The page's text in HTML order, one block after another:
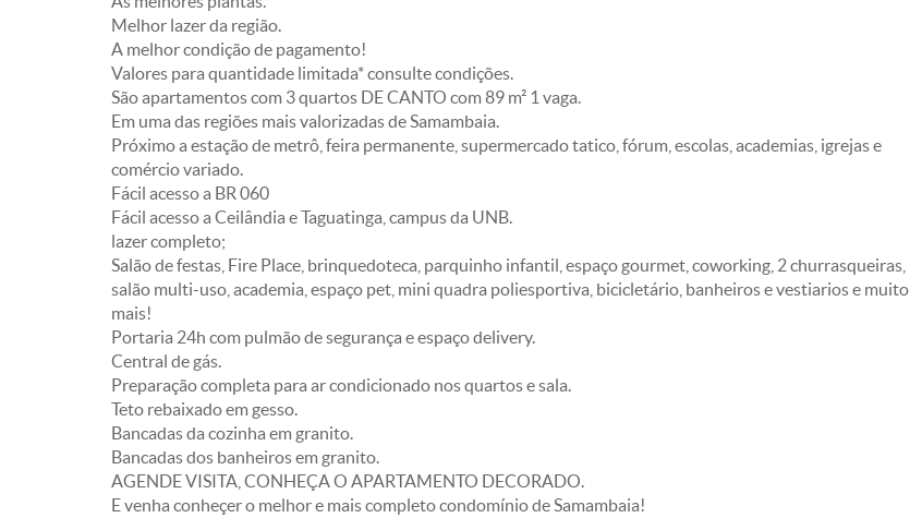
Melhor lazer da região.
A melhor condição de pagamento!
Valores para quantidade limitada* consulte condições.
São apartamentos com 3 quartos DE CANTO com 89 m² 1 vaga.
Em uma das regiões mais valorizadas de Samambaia.
Próximo a estação de metrô, feira permanente, supermercado tatico, fórum, escolas, academias, igrejas e
comércio variado.
Fácil acesso a BR 060
Fácil acesso a Ceilândia e Taguatinga, campus da UNB.
lazer completo;
Salão de festas, Fire Place, brinquedoteca, parquinho infantil, espaço gourmet, coworking, 2 churrasqueiras,
salão multi-uso, academia, espaço pet, mini quadra poliesportiva, bicicletário, banheiros e vestiarios e muito
mais!
Portaria 24h com pulmão de segurança e espaço delivery.
Central de gás.
Preparação completa para ar condicionado nos quartos e sala.
Teto rebaixado em gesso.
Bancadas da cozinha em granito.
Bancadas dos banheiros em granito.
AGENDE VISITA, CONHEÇA O APARTAMENTO DECORADO.
E venha conheçer o melhor e mais completo condomínio de Samambaia!